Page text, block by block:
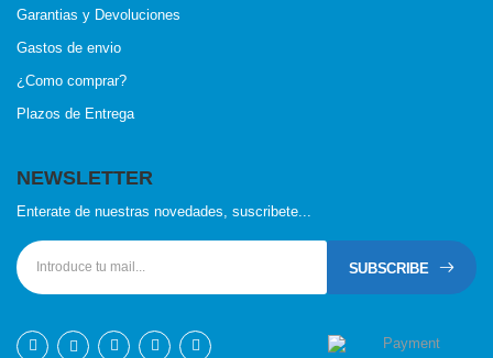
Garantias y Devoluciones
Gastos de envio
¿Como comprar?
Plazos de Entrega
NEWSLETTER
Enterate de nuestras novedades, suscribete...
SUBSCRIBE